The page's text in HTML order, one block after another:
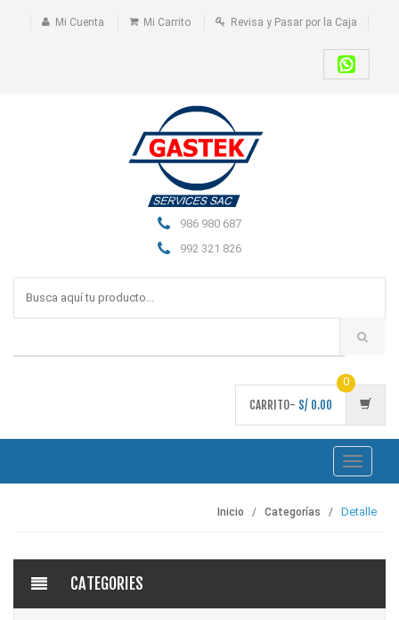
Mi Cuenta Mi Carrito Revisa y Pasar por la Caja
986 980 687
992 321 826
CARRITO- S/ 0.00
0
Toggle
Inicio Categorías Detalle
CATEGORIES